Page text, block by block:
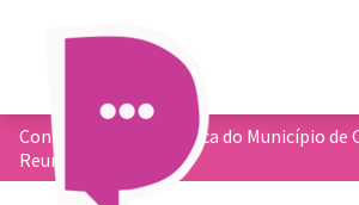
Conformidade Climática do Município de
Reuniões